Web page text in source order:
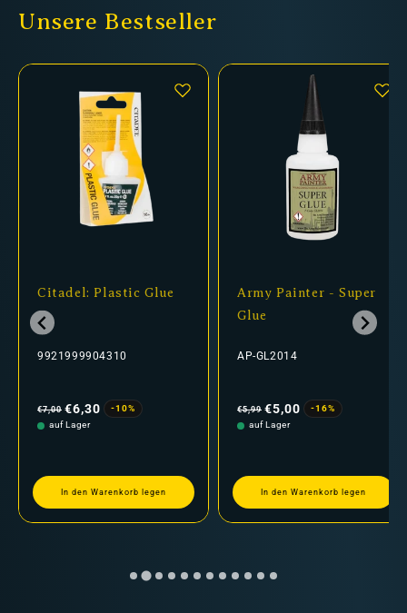
Unsere Bestseller
Citadel: Plastic Glue
9921999904310
Preis
€7,00 €6,30
-10%
auf Lager
In den Warenkorb legen
Army Painter - Super
Glue
AP-GL2014
Preis
€5,99 €5,00
-16%
auf Lager
In den Warenkorb legen